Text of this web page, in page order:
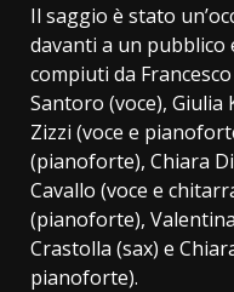
Il saggio è stato
davanti a un
compiuti da
Santoro (voce), Giulia
Zizzi (voce e
(pianoforte), Chiara
Cavallo (voce e
(pianoforte),
Crastolla (sax) e
pianoforte).